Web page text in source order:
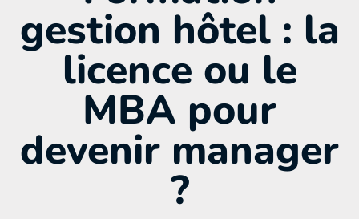
gestion hôtel : la
licence ou le
MBA pour
devenir manager
?